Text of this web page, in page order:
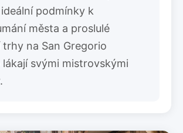
podmínky k
města a proslulé
na San Gregorio
lákají svými mistrovskými